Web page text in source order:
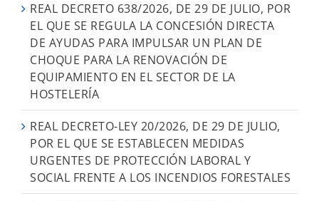
REAL DECRETO 638/2026, DE 29 DE JULIO, POR
EL QUE SE REGULA LA CONCESIÓN DIRECTA
DE AYUDAS PARA IMPULSAR UN PLAN DE
CHOQUE PARA LA RENOVACIÓN DE
EQUIPAMIENTO EN EL SECTOR DE LA
HOSTELERÍA
REAL DECRETO-LEY 20/2026, DE 29 DE JULIO,
POR EL QUE SE ESTABLECEN MEDIDAS
URGENTES DE PROTECCIÓN LABORAL Y
SOCIAL FRENTE A LOS INCENDIOS FORESTALES